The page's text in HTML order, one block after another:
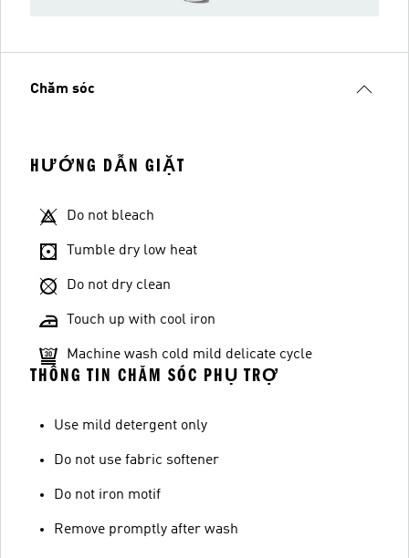
Chăm sóc
HƯỚNG DẪN GIẶT
Do not bleach
Tumble dry low heat
Do not dry clean
Touch up with cool iron
Machine wash cold mild delicate cycle
THÔNG TIN CHĂM SÓC PHỤ TRỢ
Use mild detergent only
Do not use fabric softener
Do not iron motif
Remove promptly after wash